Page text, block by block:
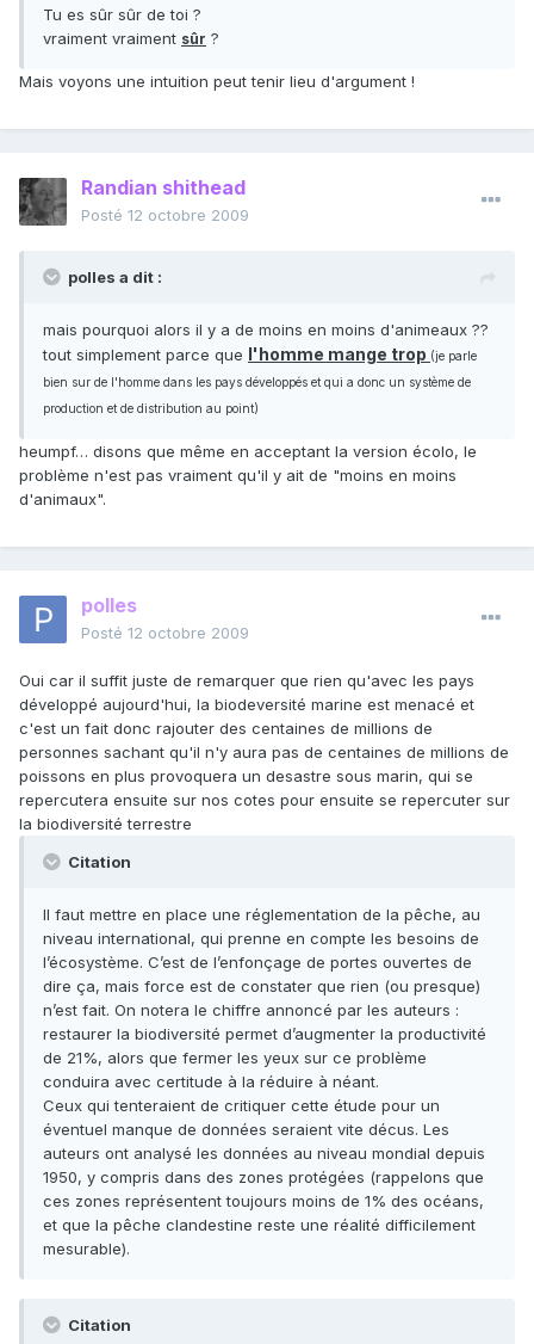
Tu es sûr sûr de toi ?
vraiment vraiment sûr ?
Mais voyons une intuition peut tenir lieu d'argument !
Randian shithead
Posté 12 octobre 2009
polles a dit :
mais pourquoi alors il y a de moins en moins d'animeaux ??
tout simplement parce que l'homme mange trop (je parle
bien sur de l'homme dans les pays développés et qui a donc un système de
production et de distribution au point)
heumpf… disons que même en acceptant la version écolo, le
problème n'est pas vraiment qu'il y ait de "moins en moins
d'animaux".
polles
Posté 12 octobre 2009
Oui car il suffit juste de remarquer que rien qu'avec les pays
développé aujourd'hui, la biodeversité marine est menacé et
c'est un fait donc rajouter des centaines de millions de
personnes sachant qu'il n'y aura pas de centaines de millions de
poissons en plus provoquera un desastre sous marin, qui se
repercutera ensuite sur nos cotes pour ensuite se repercuter sur
la biodiversité terrestre
Citation
Il faut mettre en place une réglementation de la pêche, au
niveau international, qui prenne en compte les besoins de
l’écosystème. C’est de l’enfonçage de portes ouvertes de
dire ça, mais force est de constater que rien (ou presque)
n’est fait. On notera le chiffre annoncé par les auteurs :
restaurer la biodiversité permet d’augmenter la productivité
de 21%, alors que fermer les yeux sur ce problème
conduira avec certitude à la réduire à néant.
Ceux qui tenteraient de critiquer cette étude pour un
éventuel manque de données seraient vite décus. Les
auteurs ont analysé les données au niveau mondial depuis
1950, y compris dans des zones protégées (rappelons que
ces zones représentent toujours moins de 1% des océans,
et que la pêche clandestine reste une réalité difficilement
mesurable).
Citation